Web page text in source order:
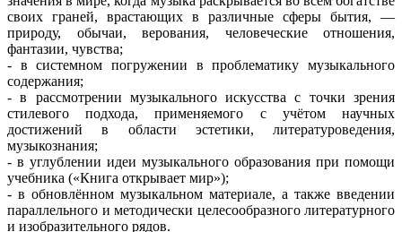
своих граней, врастающих в различные сферы бытия, —
природу, обычаи, верования, человеческие отношения,
фантазии, чувства;
- в системном погружении в проблематику музыкального
содержания;
- в рассмотрении музыкального искусства с точки зрения
стилевого подхода, применяемого с учётом научных
достижений в области эстетики, литературоведения,
музыкознания;
- в углублении идеи музыкального образования при помощи
учебника («Книга открывает мир»);
- в обновлённом музыкальном материале, а также введении
параллельного и методически целесообразного литературного
и изобразительного рядов.